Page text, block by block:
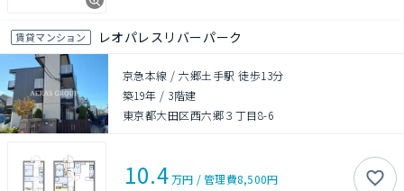
賃貸マンション レオパレスリバーパーク
京急本線 / 六郷土手駅 徒歩13分
築19年 / 3階建
東京都大田区西六郷３丁目8-6
10.4万円 /管理費8,500円